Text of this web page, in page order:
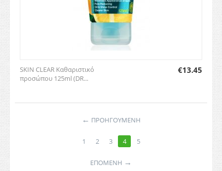
SKIN CLEAR Καθαριστικό
προσώπου 125ml (DR...
€13.45
← ΠΡΟΗΓΟΥΜΕΝΗ
1 2 3 4 5
ΕΠΌΜΕΝΗ →